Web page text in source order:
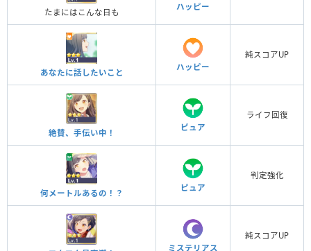
たまにはこんな日も
ハッピー
あなたに話したいこと
ハッピー
純スコアUP
絶賛、手伝い中！
ピュア
ライフ回復
何メートルあるの！？
ピュア
判定強化
ミステリアス
純スコアUP